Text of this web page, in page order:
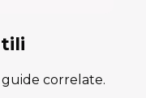
guide correlate.